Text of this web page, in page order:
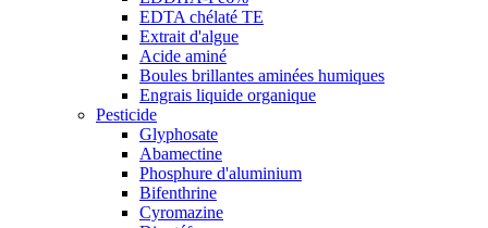
EDTA chélaté TE
Extrait d'algue
Acide aminé
Boules brillantes aminées humiques
Engrais liquide organique
Pesticide
Glyphosate
Abamectine
Phosphure d'aluminium
Bifenthrine
Cyromazine